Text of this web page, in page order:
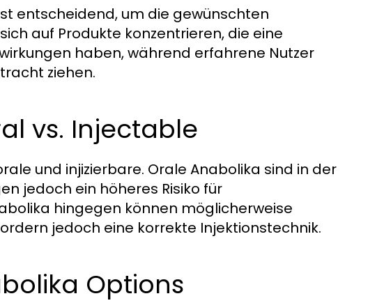
entscheidend, um die gewünschten
auf Produkte konzentrieren, die eine
haben, während erfahrene Nutzer
ziehen.
vs. Injectable
und injizierbare. Orale Anabolika sind in der
jedoch ein höheres Risiko für
hingegen können möglicherweise
jedoch eine korrekte Injektionstechnik.
Options